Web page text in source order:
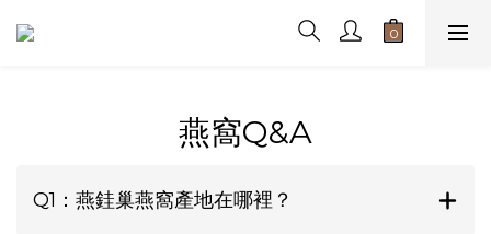
燕窩Q&A
Q1：燕銈巢燕窩產地在哪裡？